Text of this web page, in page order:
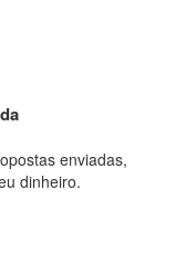
enviadas,
dinheiro.